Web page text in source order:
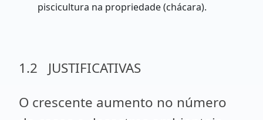
piscicultura na propriedade (chácara).
1.2 JUSTIFICATIVAS
O crescente aumento no número